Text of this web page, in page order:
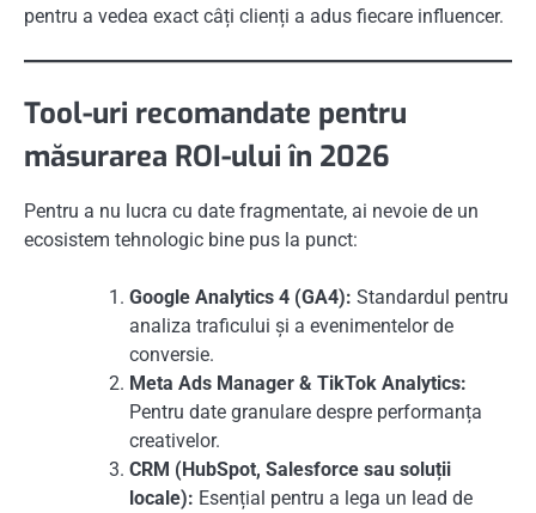
pentru a vedea exact câți clienți a adus fiecare influencer.
Tool-uri recomandate pentru
măsurarea ROI-ului în 2026
Pentru a nu lucra cu date fragmentate, ai nevoie de un
ecosistem tehnologic bine pus la punct:
Google Analytics 4 (GA4): Standardul pentru
analiza traficului și a evenimentelor de
conversie.
Meta Ads Manager & TikTok Analytics:
Pentru date granulare despre performanța
creativelor.
CRM (HubSpot, Salesforce sau soluții
locale): Esențial pentru a lega un lead de